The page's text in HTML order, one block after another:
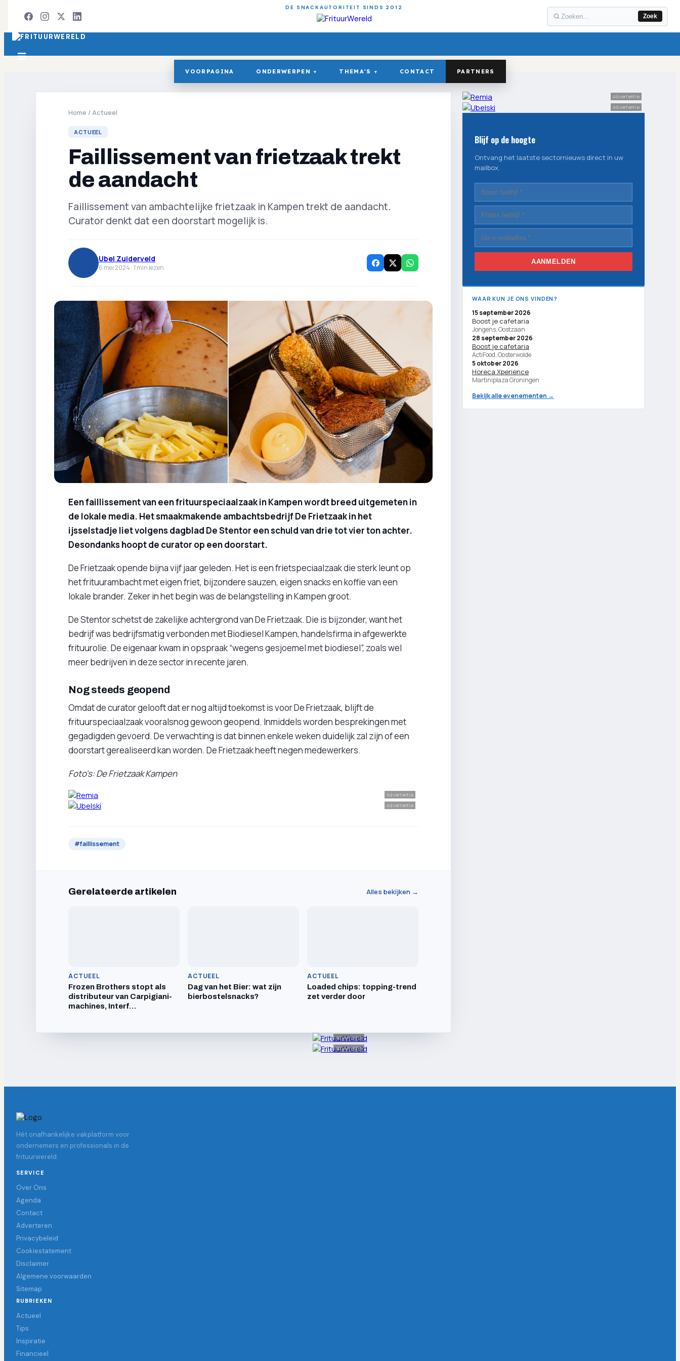
DE SNACKAUTORITEIT SINDS 2012
Zoek
VOORPAGINA ONDERWERPEN ▾ THEMA'S ▾ CONTACT PARTNERS
Home /Actueel
ACTUEEL
Faillissement van frietzaak trekt
de aandacht
Faillissement van ambachtelijke frietzaak in Kampen trekt de aandacht.
Curator denkt dat een doorstart mogelijk is.
Ubel Zuiderveld
6 mei 2024 ·1 min lezen
Een faillissement van een frituurspeciaalzaak in Kampen wordt breed uitgemeten in
de lokale media. Het smaakmakende ambachtsbedrijf De Frietzaak in het
ijsselstadje liet volgens dagblad De Stentor een schuld van drie tot vier ton achter.
Desondanks hoopt de curator op een doorstart.
De Frietzaak opende bijna vijf jaar geleden. Het is een frietspeciaalzaak die sterk leunt op
het frituurambacht met eigen friet, bijzondere sauzen, eigen snacks en koffie van een
lokale brander. Zeker in het begin was de belangstelling in Kampen groot.
De Stentor schetst de zakelijke achtergrond van De Frietzaak. Die is bijzonder, want het
bedrijf was bedrijfsmatig verbonden met Biodiesel Kampen, handelsfirma in afgewerkte
frituurolie. De eigenaar kwam in opspraak “wegens gesjoemel met biodiesel”, zoals wel
meer bedrijven in deze sector in recente jaren.
Nog steeds geopend
Omdat de curator gelooft dat er nog altijd toekomst is voor De Frietzaak, blijft de
frituurspeciaalzaak vooralsnog gewoon geopend. Inmiddels worden besprekingen met
gegadigden gevoerd. De verwachting is dat binnen enkele weken duidelijk zal zijn of een
doorstart gerealiseerd kan worden. De Frietzaak heeft negen medewerkers.
Foto's: De Frietzaak Kampen
Advertentie
Advertentie
#faillissement
Gerelateerde artikelen Alles bekijken →
ACTUEEL
Frozen Brothers stopt als
distributeur van Carpigiani-
machines, Interf…
ACTUEEL
Dag van het Bier: wat zijn
bierbostelsnacks?
ACTUEEL
Loaded chips: topping-trend
zet verder door
Advertentie
Advertentie
Blijf op de hoogte
Ontvang het laatste sectornieuws direct in uw
mailbox.
AANMELDEN
WAAR KUN JE ONS VINDEN?
15 september 2026
Boost je cafetaria
Jongens, Oostzaan
28 september 2026
Boost je cafetaria
ActiFood, Oosterwolde
5 oktober 2026
Horeca Xperience
Martiniplaza Groningen
Bekijk alle evenementen →
Advertentie
Advertentie
Hét onafhankelijke vakplatform voor
ondernemers en professionals in de
frituurwereld.
SERVICE
Over Ons
Agenda
Contact
Adverteren
Privacybeleid
Cookiestatement
Disclaimer
Algemene voorwaarden
Sitemap
RUBRIEKEN
Actueel
Tips
Inspiratie
Financieel